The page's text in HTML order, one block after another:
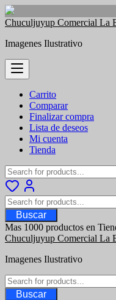
Saltar
contenido
Chuculjuyup Comercial La
Imagenes Ilustrativo
Carrito
Comparar
Finalizar compra
Lista de deseos
Mi cuenta
Tienda
Buscar
Mas 1000 productos en
Chuculjuyup Comercial La
Imagenes Ilustrativo
Buscar